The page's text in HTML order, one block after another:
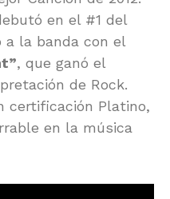
en el #1 del
la banda con el
, que ganó el
de Rock.
certificación Platino,
en la música